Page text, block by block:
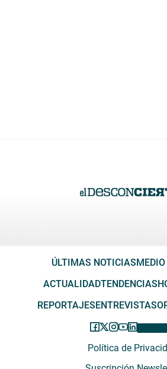
ÚLTIMAS NOTICIAS
ACTUALIDADTENDENCIAS
REPORTAJESENTREVISTAS
Política de